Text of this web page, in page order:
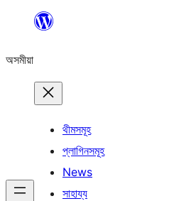
বিষয়বস্তুলৈ
অসমীয়া
থীমসমূহ
প্লাগিনসমূহ
News
সাহায্য